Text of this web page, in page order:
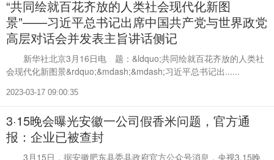
“共同绘就百花齐放的人类社会现代化新图
景”——习近平总书记出席中国共产党与世界政党
高层对话会并发表主旨讲话侧记
新华社北京3月16日电 题：&ldquo;共同绘就百花齐放的人类社
会现代化新图景&rdquo;&mdash;&mdash;习近平总书记出......
2023-03-17 09:00:35
3·15晚会曝光安徽一公司假香米问题，官方通
报：企业已被查封
3月15日，据安徽肥东县委县政府官方公众号消息，央视3.15晚